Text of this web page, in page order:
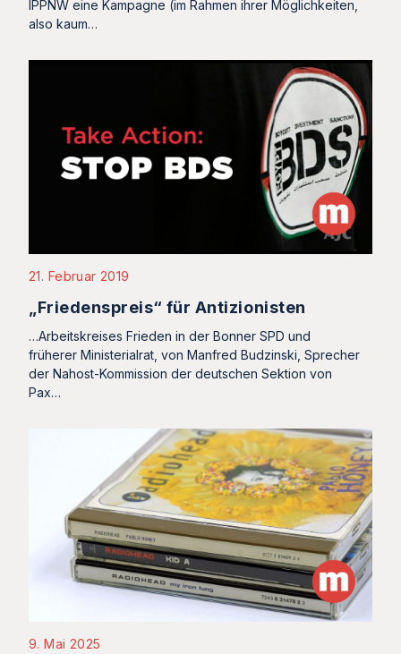
IPPNW eine Kampagne (im Rahmen ihrer Möglichkeiten,
also kaum…
21. Februar 2019
„Friedenspreis“ für Antizionisten
…Arbeitskreises Frieden in der Bonner SPD und
früherer Ministerialrat, von Manfred Budzinski, Sprecher
der Nahost-Kommission der deutschen Sektion von
Pax…
9. Mai 2025